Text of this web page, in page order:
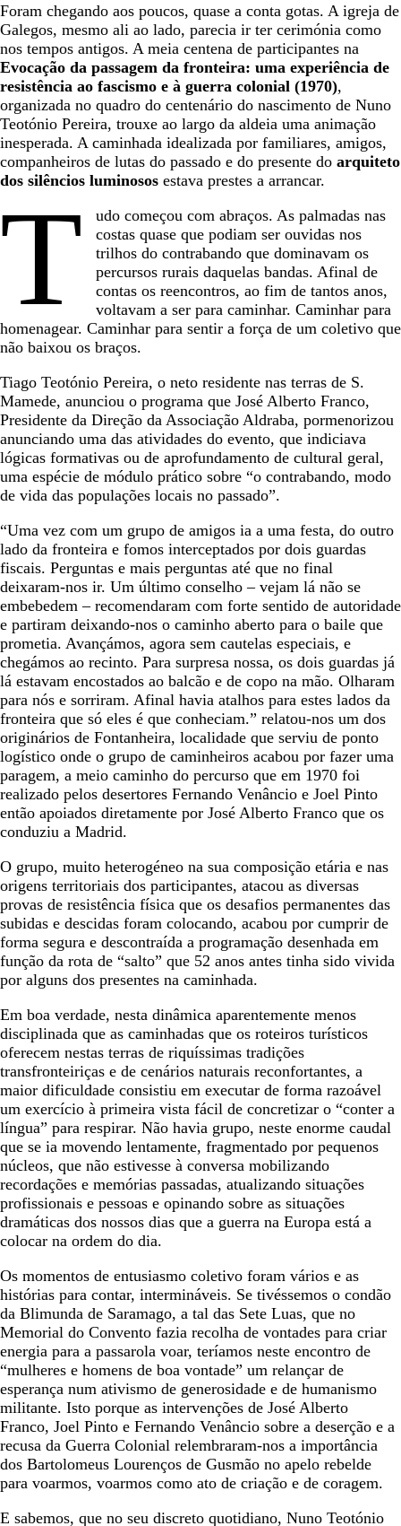
Foram chegando aos poucos, quase a conta gotas. A igreja de
Galegos, mesmo ali ao lado, parecia ir ter cerimónia como
nos tempos antigos. A meia centena de participantes na
Evocação da passagem da fronteira: uma experiência de
resistência ao fascismo e à guerra colonial (1970),
organizada no quadro do centenário do nascimento de Nuno
Teotónio Pereira, trouxe ao largo da aldeia uma animação
inesperada. A caminhada idealizada por familiares, amigos,
companheiros de lutas do passado e do presente do arquiteto
dos silêncios luminosos estava prestes a arrancar.
T
udo começou com abraços. As palmadas nas
costas quase que podiam ser ouvidas nos
trilhos do contrabando que dominavam os
percursos rurais daquelas bandas. Afinal de
contas os reencontros, ao fim de tantos anos,
voltavam a ser para caminhar. Caminhar para
homenagear. Caminhar para sentir a força de um coletivo que
não baixou os braços.
Tiago Teotónio Pereira, o neto residente nas terras de S.
Mamede, anunciou o programa que José Alberto Franco,
Presidente da Direção da Associação Aldraba, pormenorizou
anunciando uma das atividades do evento, que indiciava
lógicas formativas ou de aprofundamento de cultural geral,
uma espécie de módulo prático sobre “o contrabando, modo
de vida das populações locais no passado”.
“Uma vez com um grupo de amigos ia a uma festa, do outro
lado da fronteira e fomos interceptados por dois guardas
fiscais. Perguntas e mais perguntas até que no final
deixaram-nos ir. Um último conselho – vejam lá não se
embebedem – recomendaram com forte sentido de autoridade
e partiram deixando-nos o caminho aberto para o baile que
prometia. Avançámos, agora sem cautelas especiais, e
chegámos ao recinto. Para surpresa nossa, os dois guardas já
lá estavam encostados ao balcão e de copo na mão. Olharam
para nós e sorriram. Afinal havia atalhos para estes lados da
fronteira que só eles é que conheciam.” relatou-nos um dos
originários de Fontanheira, localidade que serviu de ponto
logístico onde o grupo de caminheiros acabou por fazer uma
paragem, a meio caminho do percurso que em 1970 foi
realizado pelos desertores Fernando Venâncio e Joel Pinto
então apoiados diretamente por José Alberto Franco que os
conduziu a Madrid.
O grupo, muito heterogéneo na sua composição etária e nas
origens territoriais dos participantes, atacou as diversas
provas de resistência física que os desafios permanentes das
subidas e descidas foram colocando, acabou por cumprir de
forma segura e descontraída a programação desenhada em
função da rota de “salto” que 52 anos antes tinha sido vivida
por alguns dos presentes na caminhada.
Em boa verdade, nesta dinâmica aparentemente menos
disciplinada que as caminhadas que os roteiros turísticos
oferecem nestas terras de riquíssimas tradições
transfronteiriças e de cenários naturais reconfortantes, a
maior dificuldade consistiu em executar de forma razoável
um exercício à primeira vista fácil de concretizar o “conter a
língua” para respirar. Não havia grupo, neste enorme caudal
que se ia movendo lentamente, fragmentado por pequenos
núcleos, que não estivesse à conversa mobilizando
recordações e memórias passadas, atualizando situações
profissionais e pessoas e opinando sobre as situações
dramáticas dos nossos dias que a guerra na Europa está a
colocar na ordem do dia.
Os momentos de entusiasmo coletivo foram vários e as
histórias para contar, intermináveis. Se tivéssemos o condão
da Blimunda de Saramago, a tal das Sete Luas, que no
Memorial do Convento fazia recolha de vontades para criar
energia para a passarola voar, teríamos neste encontro de
“mulheres e homens de boa vontade” um relançar de
esperança num ativismo de generosidade e de humanismo
militante. Isto porque as intervenções de José Alberto
Franco, Joel Pinto e Fernando Venâncio sobre a deserção e a
recusa da Guerra Colonial relembraram-nos a importância
dos Bartolomeus Lourenços de Gusmão no apelo rebelde
para voarmos, voarmos como ato de criação e de coragem.
E sabemos, que no seu discreto quotidiano, Nuno Teotónio